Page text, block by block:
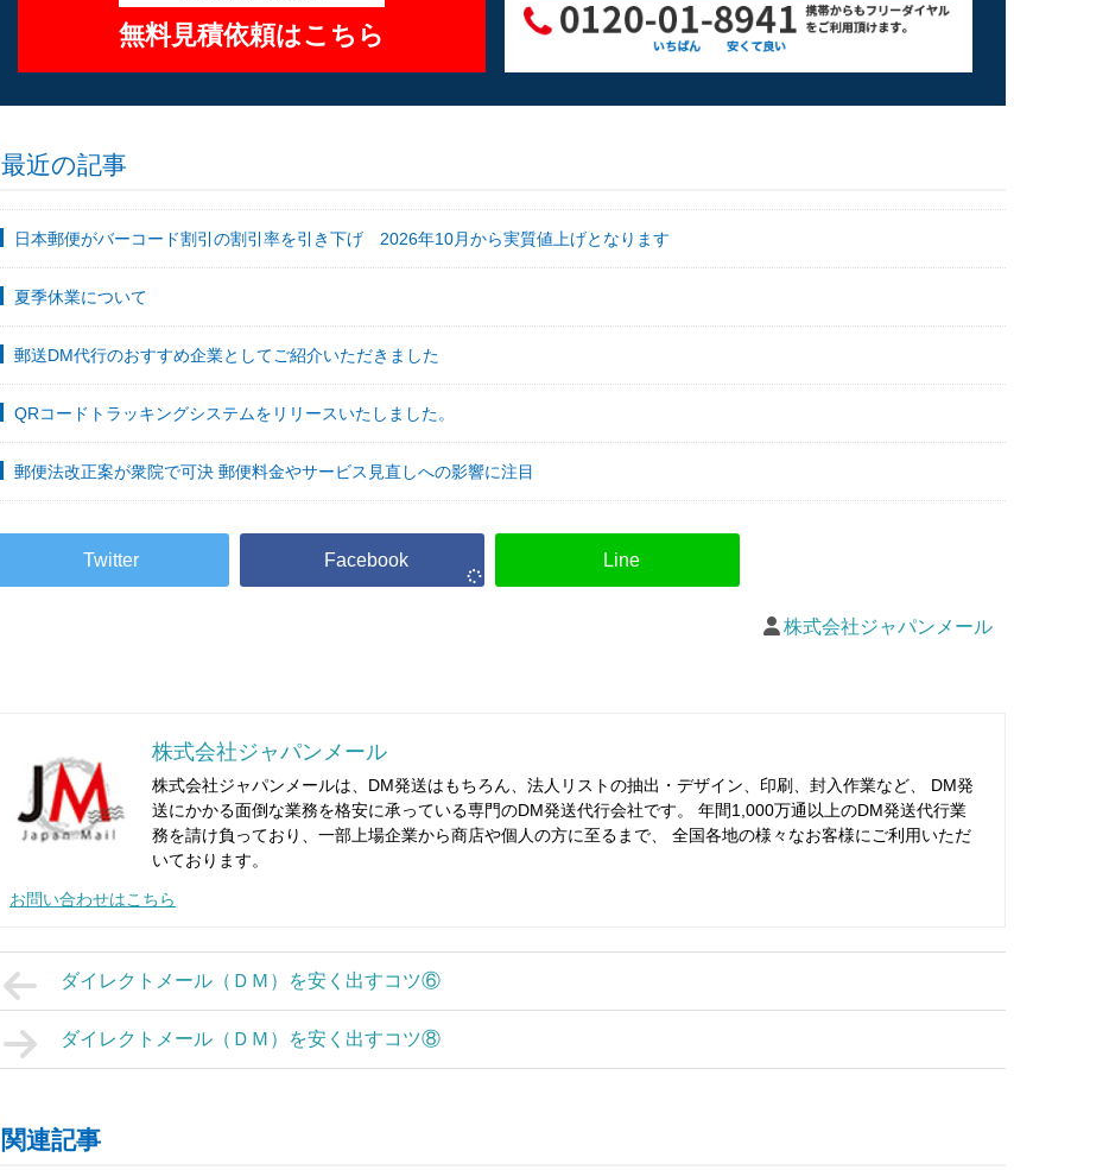
無料見積依頼はこちら
最近の記事
日本郵便がバーコード割引の割引率を引き下げ 2026年10月から実質値上げとなります
夏季休業について
郵送DM代行のおすすめ企業としてご紹介いただきました
QRコードトラッキングシステムをリリースいたしました。
郵便法改正案が衆院で可決 郵便料金やサービス見直しへの影響に注目
株式会社ジャパンメール
株式会社ジャパンメール
株式会社ジャパンメールは、DM発送はもちろん、法人リストの抽出・デザイン、印刷、封入作業など、 DM発
送にかかる面倒な業務を格安に承っている専門のDM発送代行会社です。 年間1,000万通以上のDM発送代行業
務を請け負っており、一部上場企業から商店や個人の方に至るまで、 全国各地の様々なお客様にご利用いただ
いております。
お問い合わせはこちら
ダイレクトメール（ＤＭ）を安く出すコツ⑥
ダイレクトメール（ＤＭ）を安く出すコツ⑧
関連記事